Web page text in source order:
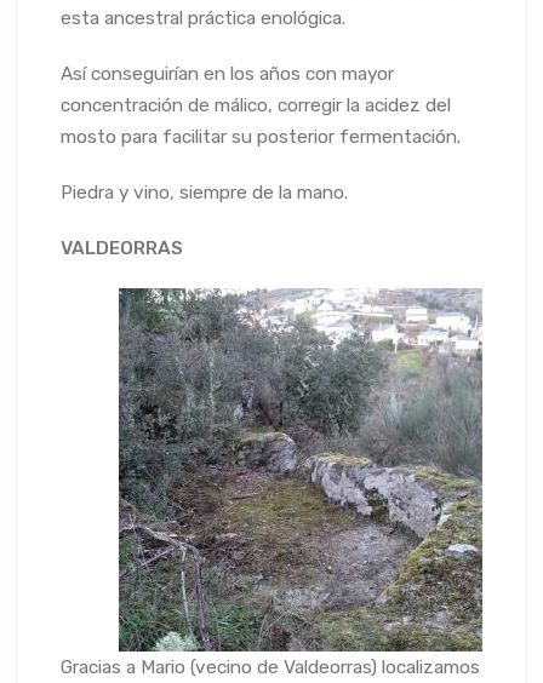
esta ancestral práctica enológica.
Así conseguirían en los años con mayor
concentración de málico, corregir la acidez del
mosto para facilitar su posterior fermentación.
Piedra y vino, siempre de la mano.
VALDEORRAS
Gracias a Mario (vecino de Valdeorras) localizamos